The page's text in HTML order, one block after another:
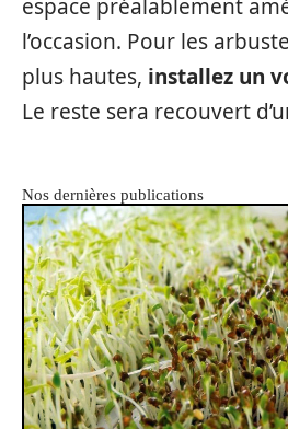
espace préalablement
l’occasion. Pour les
plus hautes, installez un
Le reste sera recouvert
Nos dernières publications